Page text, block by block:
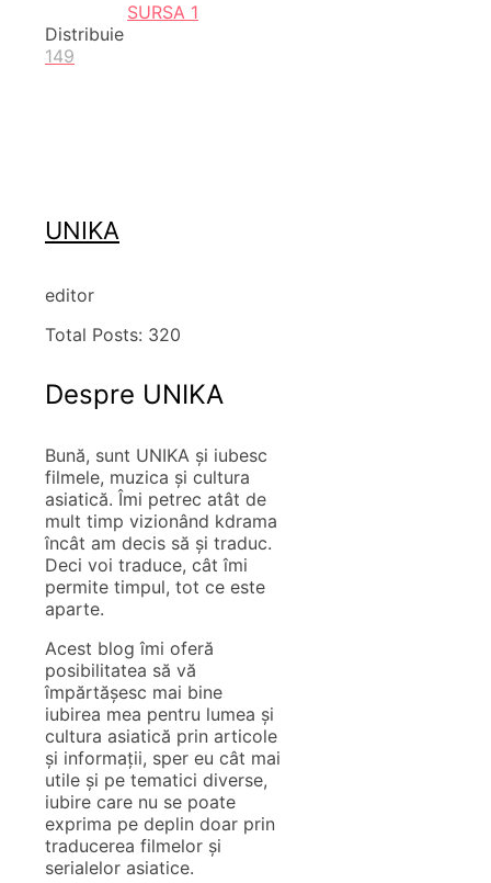
SURSA 1
Distribuie
149
UNIKA
editor
Total Posts: 320
Despre UNIKA
Bună, sunt UNIKA și iubesc
filmele, muzica și cultura
asiatică. Îmi petrec atât de
mult timp vizionând kdrama
încât am decis să și traduc.
Deci voi traduce, cât îmi
permite timpul, tot ce este
aparte.
Acest blog îmi oferă
posibilitatea să vă
împărtășesc mai bine
iubirea mea pentru lumea și
cultura asiatică prin articole
și informații, sper eu cât mai
utile și pe tematici diverse,
iubire care nu se poate
exprima pe deplin doar prin
traducerea filmelor și
serialelor asiatice.